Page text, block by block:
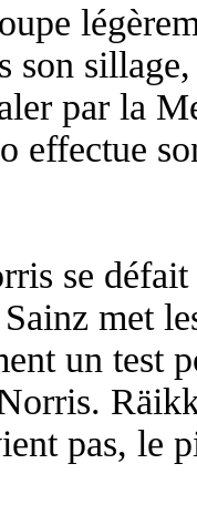
son
par la
effectue
se
met
un test
pas, le